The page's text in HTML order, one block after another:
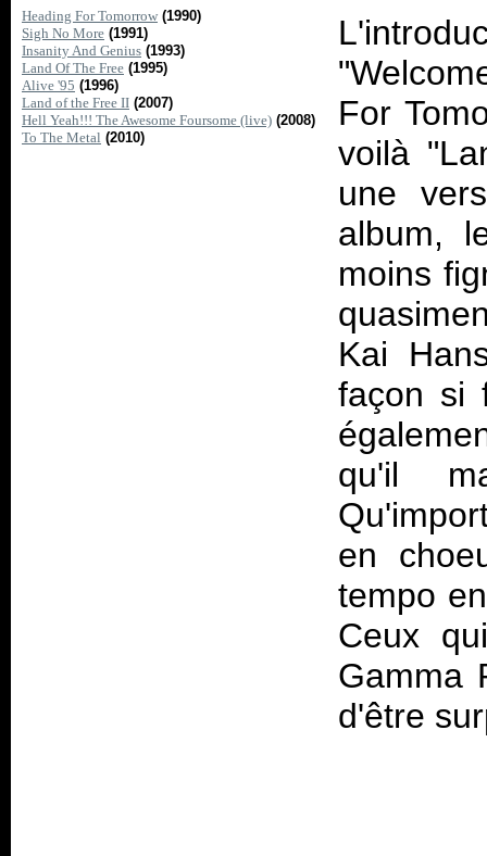
Heading For Tomorrow (1990)
Sigh No More (1991)
Insanity And Genius (1993)
Land Of The Free (1995)
Alive '95 (1996)
Land of the Free II (2007)
Hell Yeah!!! The Awesome Foursome (live) (2008)
To The Metal (2010)
For
voilà
une
album,
moins
Kai
façon si
qu'il
en
tempo
Ceux
Gamma